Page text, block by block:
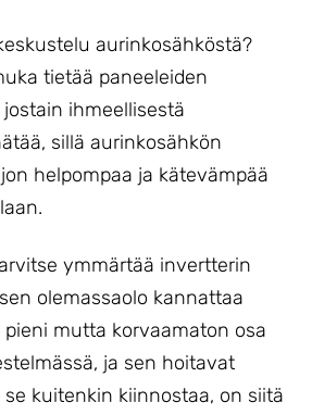
aurinkosähköstä?
tietää paneeleiden
ihmeellisestä
sillä aurinkosähkön
helpompaa ja kätevämpää
ymmärtää invertterin
olemassaolo kannattaa
mutta korvaamaton osa
ja sen hoitavat
kuitenkin kiinnostaa, on siitä